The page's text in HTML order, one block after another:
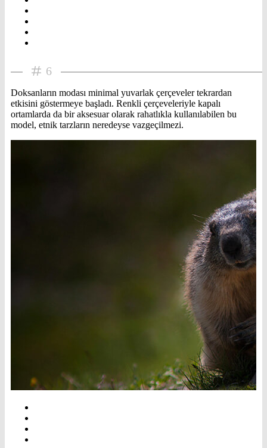
6
Doksanların modası minimal yuvarlak çerçeveler tekrardan
etkisini göstermeye başladı. Renkli çerçeveleriyle kapalı
ortamlarda da bir aksesuar olarak rahatlıkla kullanılabilen bu
model, etnik tarzların neredeyse vazgeçilmezi.